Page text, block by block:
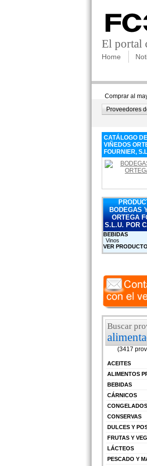
El portal
Home
Comprar al
Proveedores
CATÁLOGO
VIÑEDOS
FOURNIER,
BODEGAS
ORTEGA
S.L.U. POR
BEBIDAS
Vinos
VER
Buscar
(3417
ACEITES
ALIMENTOS
BEBIDAS
CÁRNICOS
CONGELADOS
CONSERVAS
DULCES Y
FRUTAS Y
LÁCTEOS
PESCADO Y